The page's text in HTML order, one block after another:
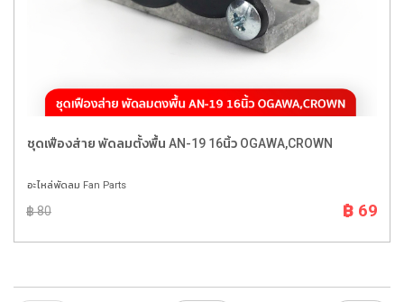
ชุดเฟืองส่าย พัดลมตั้งพื้น AN-19 16นิ้ว OGAWA,CROWN
อะไหล่พัดลม Fan Parts
฿ 80 ฿ 69